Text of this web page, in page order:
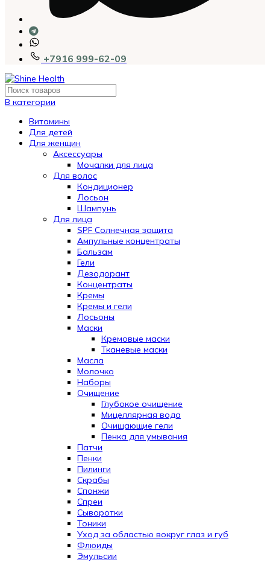
+7916 999-62-09
В категории
Витамины
Для детей
Для женщин
Аксессуары
Мочалки для лица
Для волос
Кондиционер
Лосьон
Шампунь
Для лица
SPF Солнечная защита
Ампульные концентраты
Бальзам
Гели
Дезодорант
Концентраты
Кремы
Кремы и гели
Лосьоны
Маски
Кремовые маски
Тканевые маски
Масла
Молочко
Наборы
Очищение
Глубокое очищение
Мицеллярная вода
Очищающие гели
Пенка для умывания
Патчи
Пенки
Пилинги
Скрабы
Спонжи
Спреи
Сыворотки
Тоники
Уход за областью вокруг глаз и губ
Флюиды
Эмульсии